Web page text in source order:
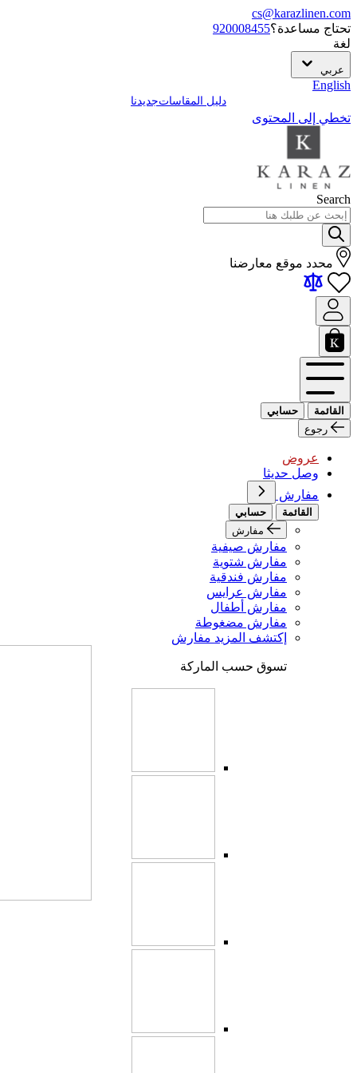
cs@karazlinen.com
تحتاج مساعدة؟920008455
لغة
عربي
English
دليل المقاساتجديدنا
تخطي إلى المحتوى
Search
محدد موقع معارضنا
القائمة
حسابي
رجوع
عروض
وصل حديثا
مفارش
القائمة
حسابي
مفارش
مفارش صيفية
مفارش شتوية
مفارش فندقية
مفارش عرايس
مفارش أطفال
مفارش مضغوطة
إكتشف المزيد مفارش
تسوق حسب الماركة